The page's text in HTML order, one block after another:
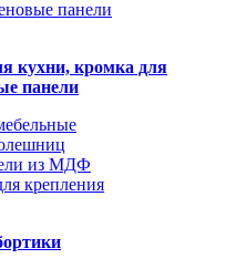
кухни, кромка для
панели
из МДФ
крепления